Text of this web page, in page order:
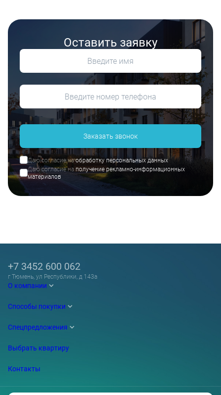
Оставить заявку
Заказать звонок
Даю согласие наобработку персональных данных
Даю согласие на получение рекламно-информационных
материалов
О компании
Способы покупки
Спецпредложения
Выбрать квартиру
Контакты
+7 3452 600 062
г Тюмень, ул Республики, д 143а